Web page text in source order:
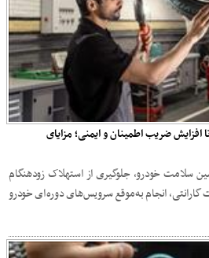
افزایش ضریب اطمینان و ایمنی؛ مزایای
سلامت خودرو، جلوگیری از استهلاک زودهنگام
انجام به‌موقع سرویس‌های دوره‌ای خودرو